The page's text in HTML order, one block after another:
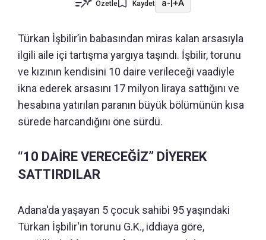
Özetle Kaydet a-|+A
Türkan İşbilir’in babasından miras kalan arsasıyla
ilgili aile içi tartışma yargıya taşındı. İşbilir, torunu
ve kızının kendisini 10 daire verileceği vaadiyle
ikna ederek arsasını 17 milyon liraya sattığını ve
hesabına yatırılan paranın büyük bölümünün kısa
sürede harcandığını öne sürdü.
“10 DAİRE VERECEĞİZ” DİYEREK
SATTIRDILAR
Adana'da yaşayan 5 çocuk sahibi 95 yaşındaki
Türkan İşbilir'in torunu G.K., iddiaya göre,